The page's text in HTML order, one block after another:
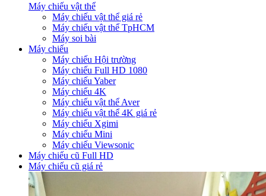
Máy chiếu vật thể
Máy chiếu vật thể giá rẻ
Máy chiếu vật thể TpHCM
Máy soi bài
Máy chiếu
Máy chiếu Hội trường
Máy chiếu Full HD 1080
Máy chiếu Yaber
Máy chiếu 4K
Máy chiếu vật thể Aver
Máy chiếu vật thể 4K giá rẻ
Máy chiếu Xgimi
Máy chiếu Mini
Máy chiếu Viewsonic
Máy chiếu cũ Full HD
Máy chiếu cũ giá rẻ